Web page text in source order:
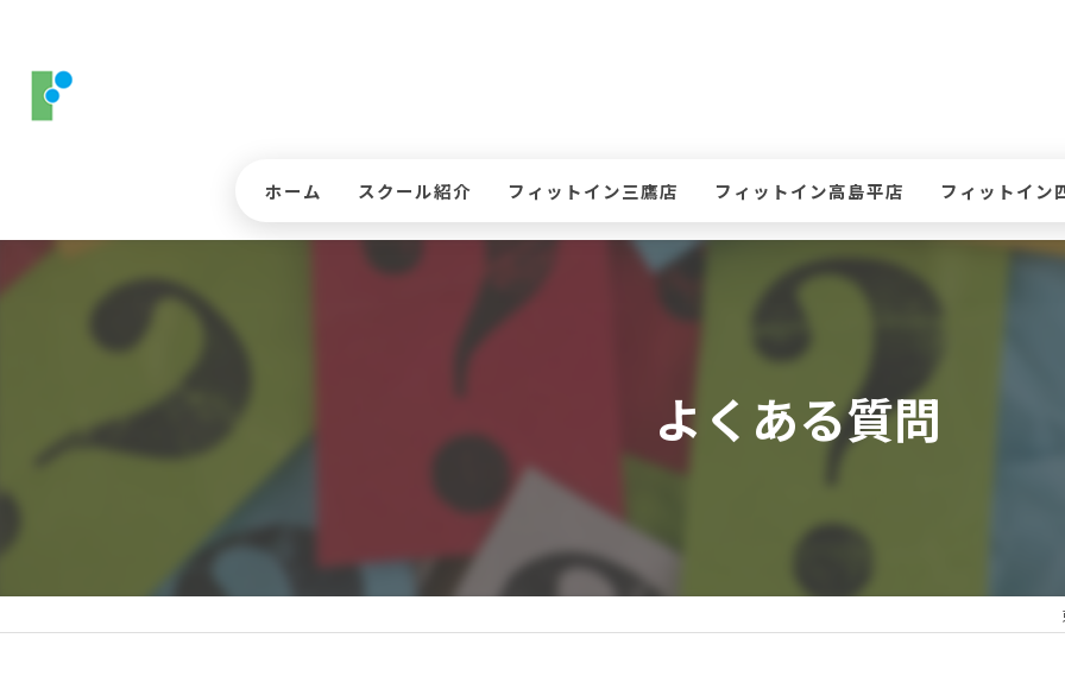
ホーム スクール紹介
コースレッスンについて
ジュニアゴルフレッスン
フィットイン三鷹店
スケジュール・タイムテーブル(三鷹店)
フィットイン高島平店
スケジュール・タイムテーブル(高島平店)
フィットイン
スケジュール
四谷店 体験
よくある質問